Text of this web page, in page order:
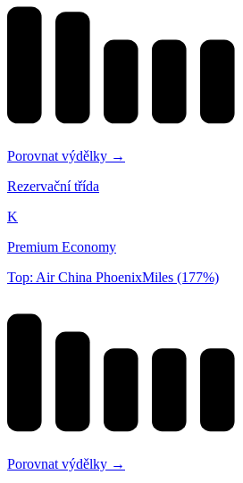
Porovnat výdělky →
Rezervační třída
K
Premium Economy
Top: Air China PhoenixMiles (177%)
Porovnat výdělky →